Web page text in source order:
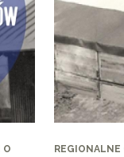
O
REGIONALNE